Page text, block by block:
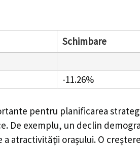
Schimbare
-11.26%
pentru planificarea
De exemplu, un declin
atractivității orașului. O